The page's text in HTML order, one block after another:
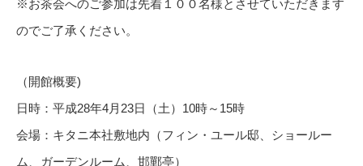
※お茶会へのご参加は先着１００名様とさせていただきます
のでご了承ください。
（開館概要)
日時：平成28年4月23日（土）10時～15時
会場：キタニ本社敷地内（フィン・ユール邸、ショールー
ム、ガーデンルーム、邯鄲亭）